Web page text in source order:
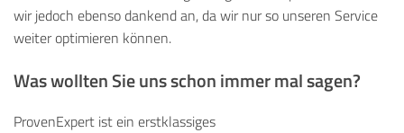
wir jedoch ebenso dankend an, da wir nur so unseren Service
weiter optimieren können.
Was wollten Sie uns schon immer mal sagen?
ProvenExpert ist ein erstklassiges